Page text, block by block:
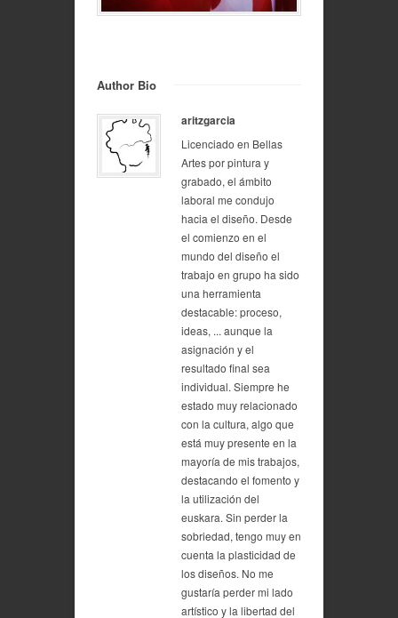
Author Bio
aritzgarcia
Licenciado en Bellas
Artes por pintura y
grabado, el ámbito
laboral me condujo
hacia el diseño. Desde
el comienzo en el
mundo del diseño el
trabajo en grupo ha sido
una herramienta
destacable: proceso,
ideas, ... aunque la
asignación y el
resultado final sea
individual. Siempre he
estado muy relacionado
con la cultura, algo que
está muy presente en la
mayoría de mis trabajos,
destacando el fomento y
la utilización del
euskara. Sin perder la
sobriedad, tengo muy en
cuenta la plasticidad de
los diseños. No me
gustaría perder mi lado
artístico y la libertad del